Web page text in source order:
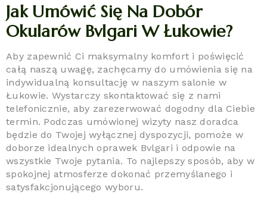
Jak Umówić Się Na Dobór
Okularów Bvlgari W Łukowie?
Aby zapewnić Ci maksymalny komfort i poświęcić
całą naszą uwagę, zachęcamy do umówienia się na
indywidualną konsultację w naszym salonie w
Łukowie. Wystarczy skontaktować się z nami
telefonicznie, aby zarezerwować dogodny dla Ciebie
termin. Podczas umówionej wizyty nasz doradca
będzie do Twojej wyłącznej dyspozycji, pomoże w
doborze idealnych oprawek Bvlgari i odpowie na
wszystkie Twoje pytania. To najlepszy sposób, aby w
spokojnej atmosferze dokonać przemyślanego i
satysfakcjonującego wyboru.